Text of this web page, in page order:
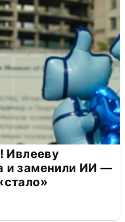
Ивлееву
и заменили ИИ —